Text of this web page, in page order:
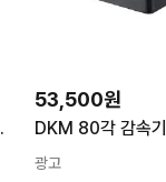
목재 볏짚 농사
53,500원
광고